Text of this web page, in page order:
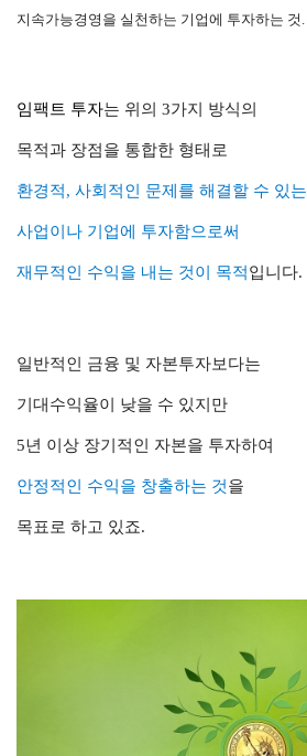
지속가능경영을 실천하는 기업에 투자하는 것.
임팩트 투자는 위의 3가지 방식의
목적과 장점을 통합한 형태로
환경적, 사회적인 문제를 해결할 수 있는
사업이나 기업에 투자함으로써
재무적인 수익을 내는 것이 목적입니다.
일반적인 금융 및 자본투자보다는
기대수익율이 낮을 수 있지만
5년 이상 장기적인 자본을 투자하여
안정적인 수익을 창출하는 것을
목표로 하고 있죠.